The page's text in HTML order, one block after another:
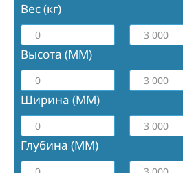
Вес (кг)
Высота (ММ)
Ширина (ММ)
Глубина (ММ)